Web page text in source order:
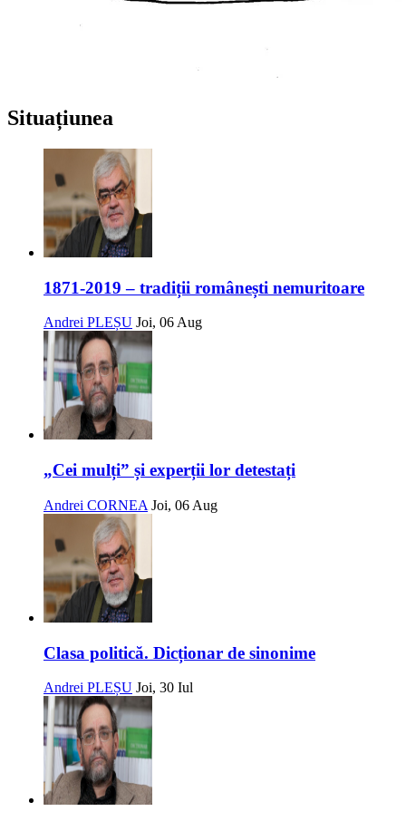
Situațiunea
1871-2019 – tradiții românești nemuritoare
Andrei PLEȘU Joi, 06 Aug
„Cei mulți” și experții lor detestați
Andrei CORNEA Joi, 06 Aug
Clasa politică. Dicționar de sinonime
Andrei PLEȘU Joi, 30 Iul